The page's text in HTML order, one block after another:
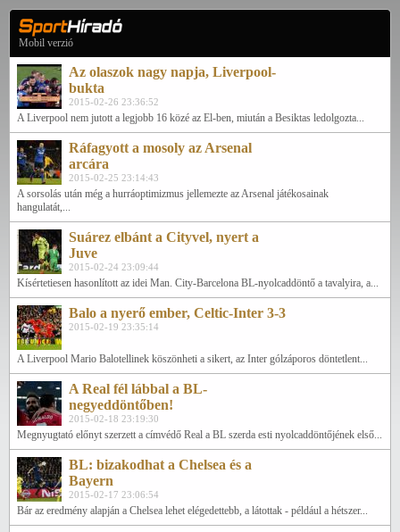
Mobil verzió
Az olaszok nagy napja, Liverpool-
bukta
2015-02-26 23:36:52
A Liverpool nem jutott a legjobb 16 közé az El-ben, miután a Besiktas ledolgozta...
Ráfagyott a mosoly az Arsenal
arcára
2015-02-25 23:14:43
A sorsolás után még a hurráoptimizmus jellemezte az Arsenal játékosainak
hangulatát,...
Suárez elbánt a Cityvel, nyert a
Juve
2015-02-24 23:09:44
Kísértetiesen hasonlított az idei Man. City-Barcelona BL-nyolcaddöntő a tavalyira, a...
Balo a nyerő ember, Celtic-Inter 3-3
2015-02-19 23:35:14
A Liverpool Mario Balotellinek köszönheti a sikert, az Inter gólzáporos döntetlent...
A Real fél lábbal a BL-
negyeddöntőben!
2015-02-18 23:19:30
Megnyugtató előnyt szerzett a címvédő Real a BL szerda esti nyolcaddöntőjének első...
BL: bizakodhat a Chelsea és a
Bayern
2015-02-17 23:06:54
Bár az eredmény alapján a Chelsea lehet elégedettebb, a látottak - például a hétszer...